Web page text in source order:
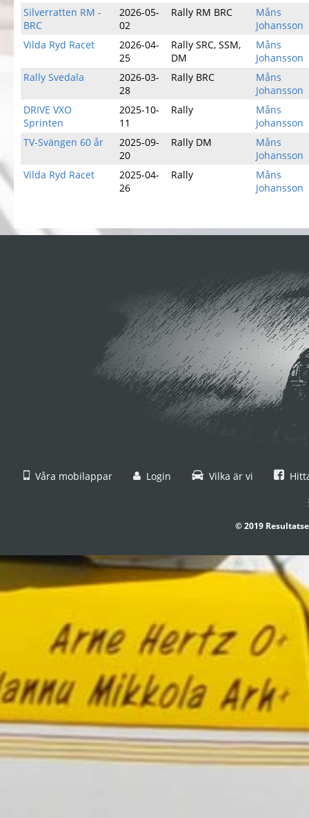
Silverratten RM -
BRC
2026-05-
02
Rally RM BRC
Måns
Johansson
Vilda Ryd Racet
2026-04-
25
Rally SRC, SSM,
DM
Måns
Johansson
Rally Svedala
2026-03-
28
Rally BRC
Måns
Johansson
DRIVE VXO
Sprinten
2025-10-
11
Rally
Måns
Johansson
TV-Svängen 60 år
2025-09-
20
Rally DM
Måns
Johansson
Vilda Ryd Racet
2025-04-
26
Rally
Måns
Johansson
Våra mobilappar Login Vilka är vi
© 2019